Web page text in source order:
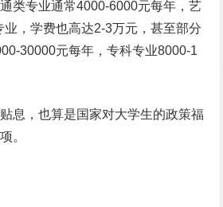
类专业通常4000-6000元每年， 艺
，学费也高达2-3万元，甚至部分
30000元每年，专科专业8000-1
息，也算是国家对大学生的政策福
。